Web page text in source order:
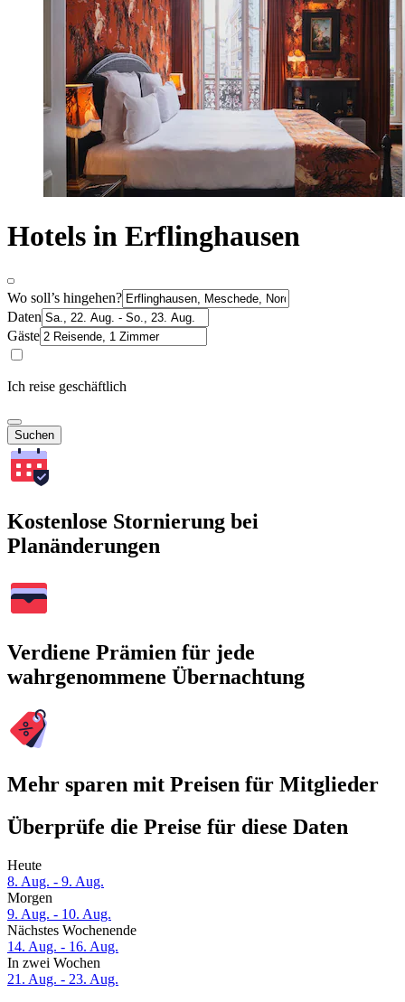
Hotels in Erflinghausen
Wo soll’s hingehen?
Daten
Gäste
Ich reise geschäftlich
Suchen
Kostenlose Stornierung bei
Planänderungen
Verdiene Prämien für jede
wahrgenommene Übernachtung
Mehr sparen mit Preisen für Mitglieder
Überprüfe die Preise für diese Daten
Heute
8. Aug. - 9. Aug.
Morgen
9. Aug. - 10. Aug.
Nächstes Wochenende
14. Aug. - 16. Aug.
In zwei Wochen
21. Aug. - 23. Aug.